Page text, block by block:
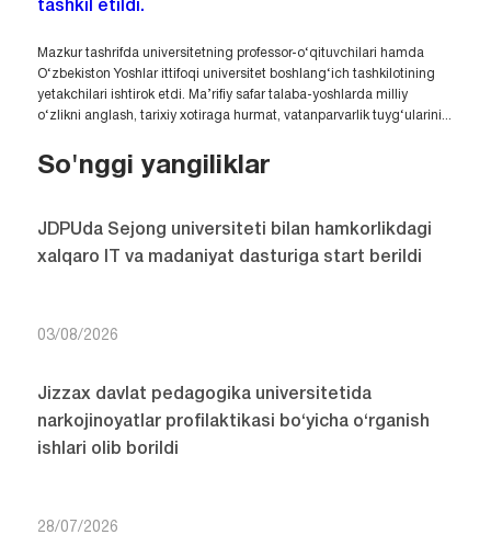
tashkil etildi.
Mazkur tashrifda universitetning professor-o‘qituvchilari hamda
O‘zbekiston Yoshlar ittifoqi universitet boshlang‘ich tashkilotining
yetakchilari ishtirok etdi. Ma’rifiy safar talaba-yoshlarda milliy
o‘zlikni anglash, tarixiy xotiraga hurmat, vatanparvarlik tuyg‘ularini...
So'nggi yangiliklar
JDPUda Sejong universiteti bilan hamkorlikdagi
xalqaro IT va madaniyat dasturiga start berildi
03/08/2026
Jizzax davlat pedagogika universitetida
narkojinoyatlar profilaktikasi bo‘yicha o‘rganish
ishlari olib borildi
28/07/2026